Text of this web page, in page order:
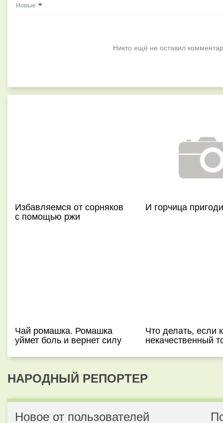
Новые
Никто ещё не оставил
Избавляемся от сорняков
с помощью ржи
И горчица
Чай ромашка. Ромашка
уймет боль и вернет силу
Что делать, если
некачественный
НАРОДНЫЙ РЕПОРТЕР
Новое от пользователей